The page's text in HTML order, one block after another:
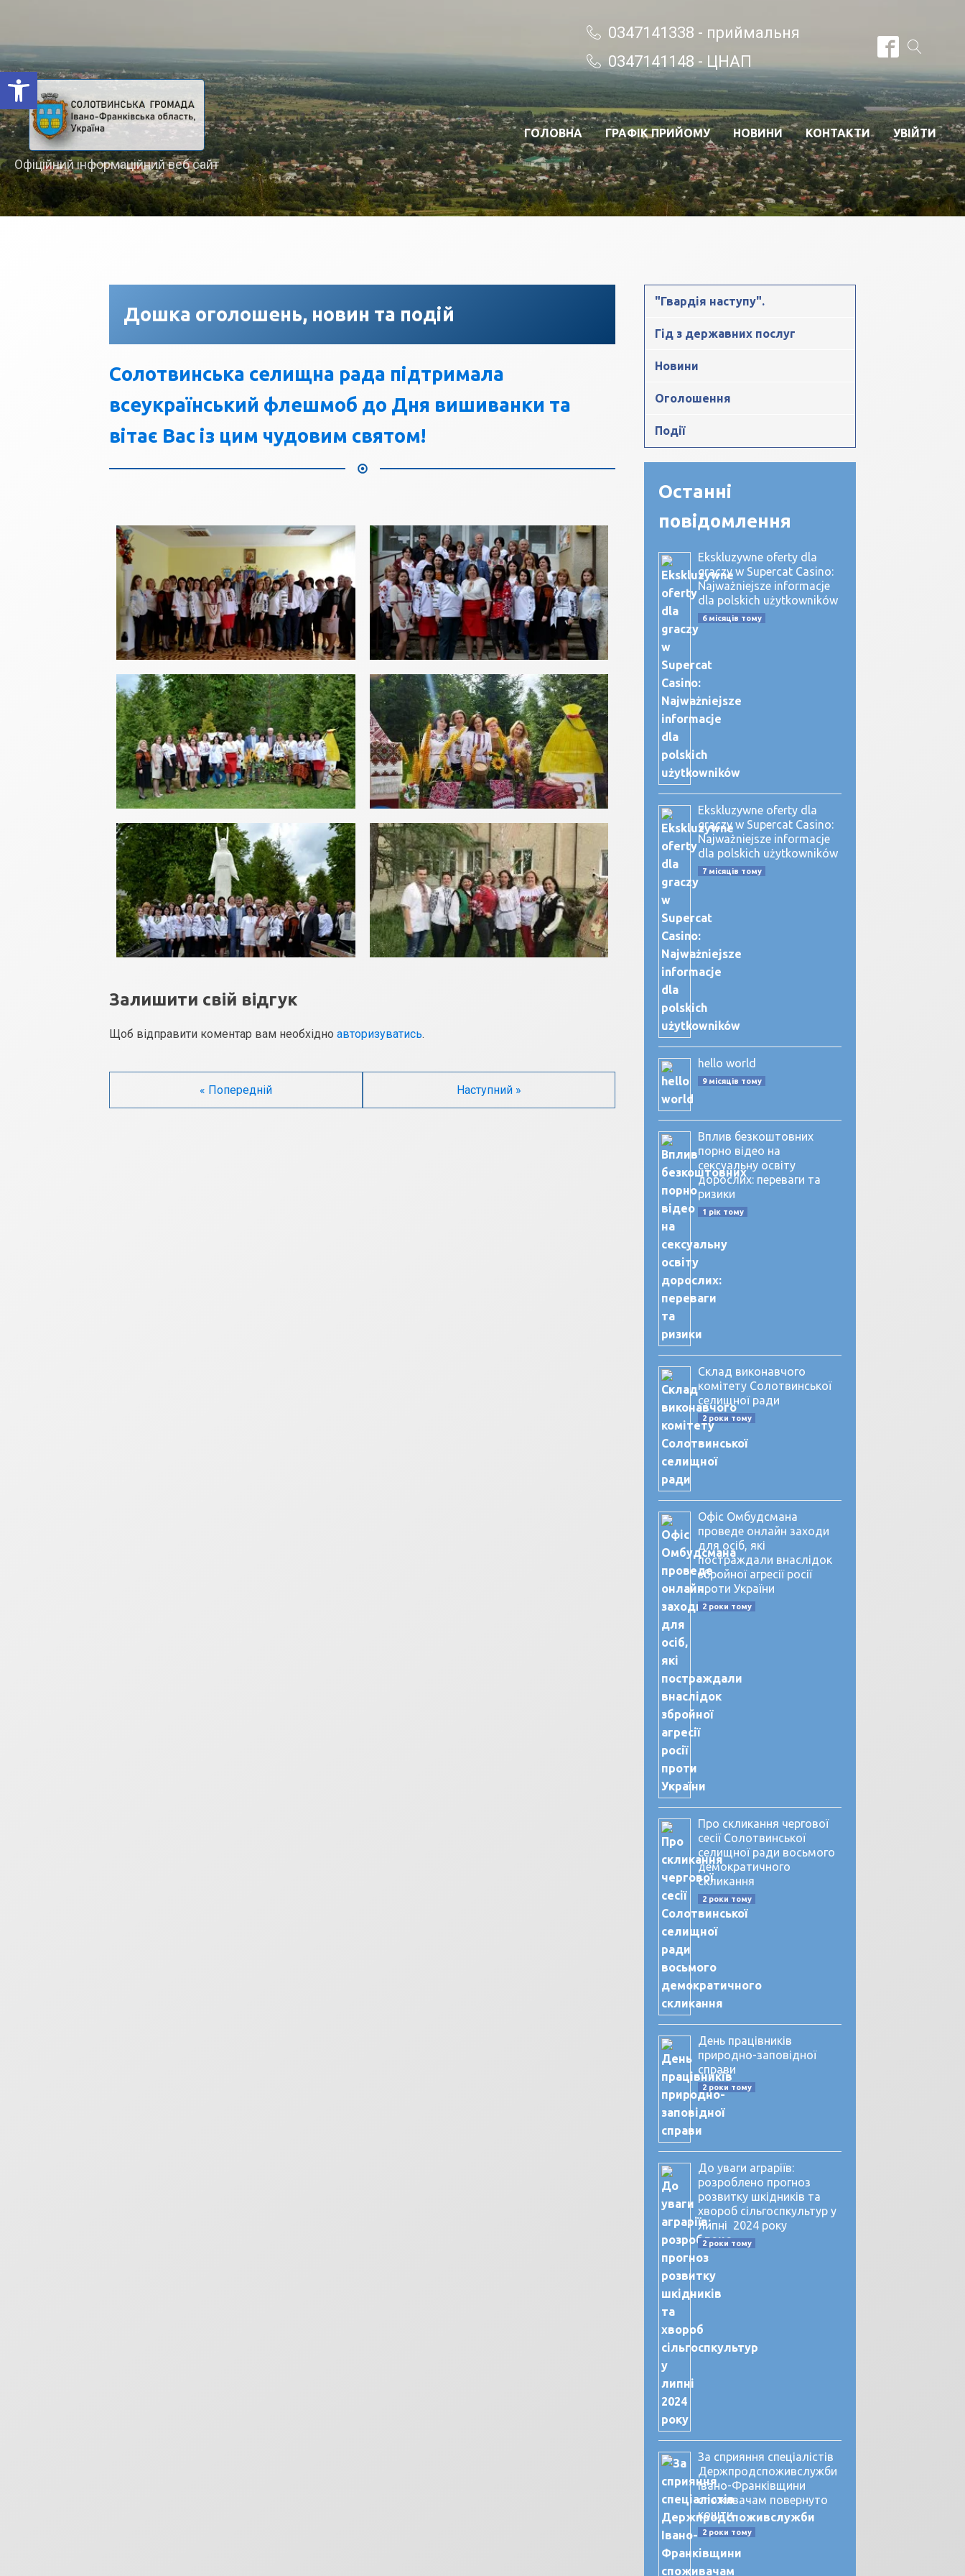
Відкрити Панель інструментів
0347141338 - приймальня
0347141148 - ЦНАП
Офіційний інформаційний веб сайт
ГОЛОВНА ГРАФІК ПРИЙОМУ НОВИНИ КОНТАКТИ УВІЙТИ
Дошка оголошень, новин та подій
Солотвинська селищна рада підтримала
всеукраїнський флешмоб до Дня вишиванки та
вітає Вас із цим чудовим святом!
Залишити свій відгук
Щоб відправити коментар вам необхідно авторизуватись.
« Попередній Наступний »
"Гвардія наступу".
Гід з державних послуг
Новини
Оголошення
Події
Останні
повідомлення
Ekskluzywne oferty dla
graczy w Supercat Casino:
Najważniejsze informacje
dla polskich użytkowników
6 місяців тому
Ekskluzywne oferty dla
graczy w Supercat Casino:
Najważniejsze informacje
dla polskich użytkowników
7 місяців тому
hello world
9 місяців тому
Вплив безкоштовних
порно відео на
сексуальну освіту
дорослих: переваги та
ризики
1 рік тому
Склад виконавчого
комітету Солотвинської
селищної ради
2 роки тому
Офіс Омбудсмана
проведе онлайн заходи
для осіб, які
постраждали внаслідок
збройної агресії росії
проти України
2 роки тому
Про скликання чергової
сесії Солотвинської
селищної ради восьмого
демократичного
скликання
2 роки тому
День працівників
природно-заповідної
справи
2 роки тому
До уваги аграріїв:
розроблено прогноз
розвитку шкідників та
хвороб сільгоспкультур у
липні 2024 року
2 роки тому
За сприяння спеціалістів
Держпродспоживслужби
Івано-Франківщини
споживачам повернуто
кошти
2 роки тому